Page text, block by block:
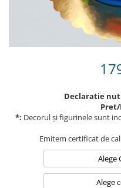
Declaratie
Pret/
*: Decorul și figurinele sunt
Emitem certificat de
Alege
Alege